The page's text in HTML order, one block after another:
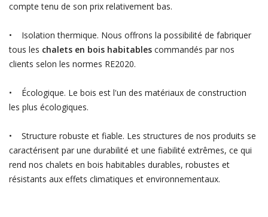
compte tenu de son prix relativement bas.
• Isolation thermique. Nous offrons la possibilité de fabriquer
tous les chalets en bois habitablescommandés par nos
clients selon les normes RE2020.
• Écologique. Le bois est l'un des matériaux de construction
les plus écologiques.
• Structure robuste et fiable. Les structures de nos produits se
caractérisent par une durabilité et une fiabilité extrêmes, ce qui
rend nos chalets en bois habitables durables, robustes et
résistants aux effets climatiques et environnementaux.